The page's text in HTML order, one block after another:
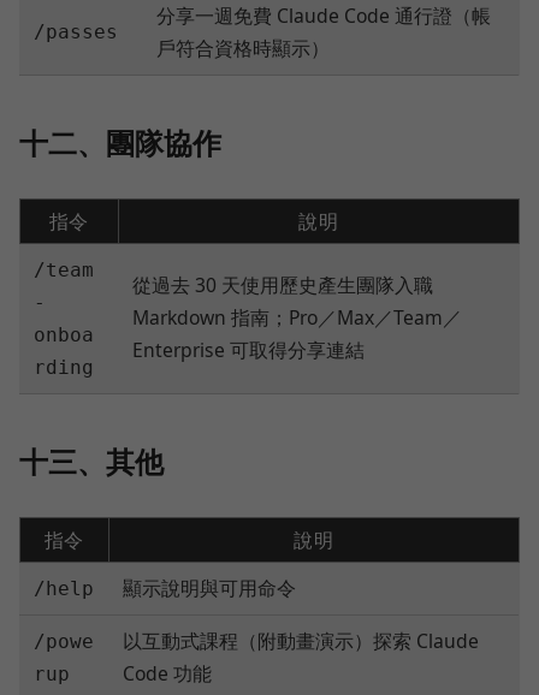
/passes
分享一週免費 Claude Code 通行證（帳
戶符合資格時顯示）
十二、團隊協作
指令 說明
/team
-
onboa
rding
從過去 30 天使用歷史產生團隊入職
Markdown 指南；Pro／Max／Team／
Enterprise 可取得分享連結
十三、其他
指令 說明
/help 顯示說明與可用命令
/powe
rup
以互動式課程（附動畫演示）探索 Claude
Code 功能